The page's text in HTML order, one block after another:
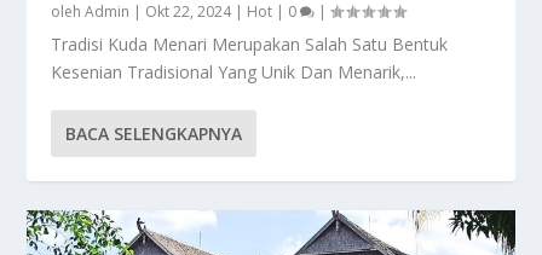
olehAdmin | Okt 22, 2024| Hot | 0 |
Tradisi Kuda Menari Merupakan Salah Satu Bentuk
Kesenian Tradisional Yang Unik Dan Menarik,...
BACA SELENGKAPNYA